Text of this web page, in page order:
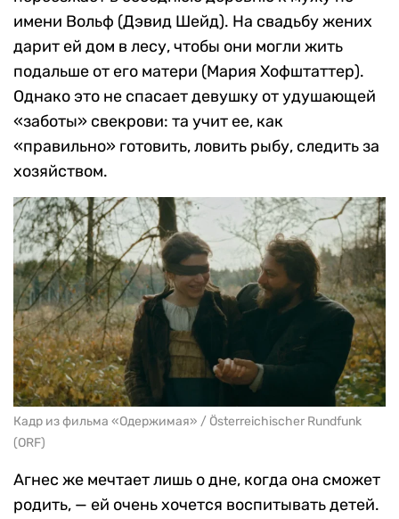
имени Вольф (Дэвид Шейд). На свадьбу жених
дарит ей дом в лесу, чтобы они могли жить
подальше от его матери (Мария Хофштаттер).
Однако это не спасает девушку от удушающей
«заботы» свекрови: та учит ее, как
«правильно» готовить, ловить рыбу, следить за
хозяйством.
Кадр из фильма «Одержимая» / Österreichischer Rundfunk
(ORF)
Агнес же мечтает лишь о дне, когда она сможет
родить, — ей очень хочется воспитывать детей.